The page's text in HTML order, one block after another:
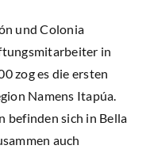
und Colonia
in
zog es die ersten
Namens Itapúa.
befinden sich in Bella
auch